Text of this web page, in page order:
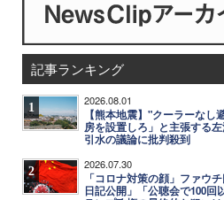
記事ランキング
1 2026.08.01
【熊本地震】"クーラーな
房を設置しろ」と主張する
引水の議論に批判殺到
2 2026.07.30
「コロナ対策の顔」ファウ
日記公開」「公聴会で100